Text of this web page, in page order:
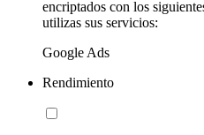
encriptados con los
utilizas sus servicios:
Google Ads
Rendimiento